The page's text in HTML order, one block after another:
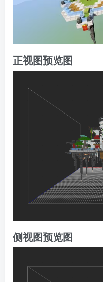
正视图预览图
侧视图预览图